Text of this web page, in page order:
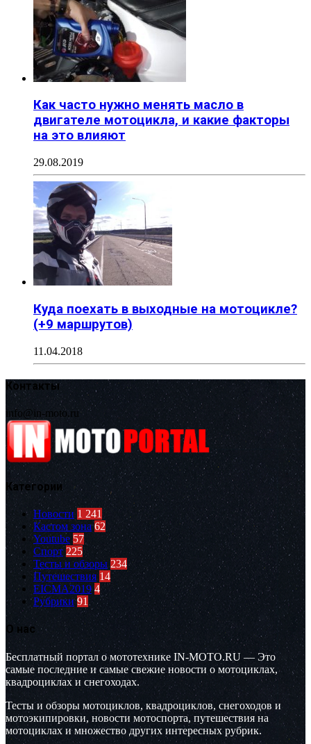
Как часто нужно менять масло в
двигателе мотоцикла, и какие факторы
на это влияют
29.08.2019
Куда поехать в выходные на мотоцикле?
(+9 маршрутов)
11.04.2018
Контакты
info@in-moto.ru
Категории
Новости 1 241
Кастом зона 62
Youtube 57
Спорт 225
Тесты и обзоры 234
Путешествия 14
EICMA2019 4
Рубрики 91
О нас
Бесплатный портал о мототехнике IN-MOTO.RU — Это
самые последние и самые свежие новости о мотоциклах,
квадроциклах и снегоходах.
Тесты и обзоры мотоциклов, квадроциклов, снегоходов и
мотоэкипировки, новости мотоспорта, путешествия на
мотоциклах и множество других интересных рубрик.